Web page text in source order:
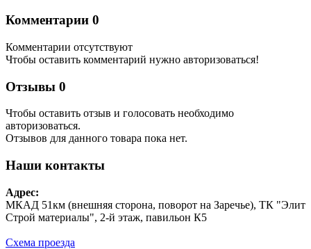
Комментарии 0
Комментарии отсутствуют
Чтобы оставить комментарий нужно авторизоваться!
Отзывы 0
Чтобы оcтавить отзыв и голосовать необходимо
авторизоваться.
Отзывов для данного товара пока нет.
Наши контакты
Адрес:
МКАД 51км (внешняя сторона, поворот на Заречье), ТК "Элит
Строй материалы", 2-й этаж, павильон К5
Схема проезда